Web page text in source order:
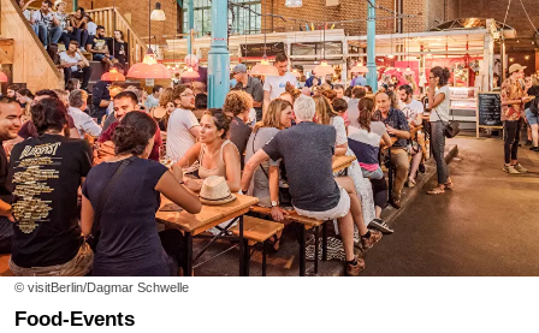
© visitBerlin/Dagmar Schwelle
Food-Events